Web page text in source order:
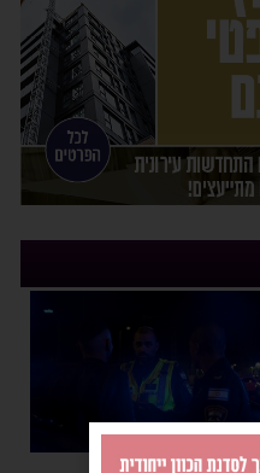
סגירת מעגל מהירה